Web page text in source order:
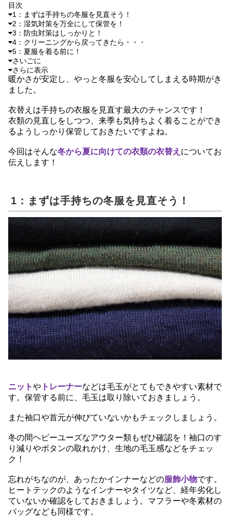
目次
1：まずは手持ちの冬服を見直そう！
2：湿気対策を万全にして保管を！
3：防虫対策はしっかりと！
4：クリーニングから戻ってきたら・・・
5：夏服を着る前に！
さいごに
さらに表示
暖かさが安定し、やっと冬服を安心してしまえる時期がき
ました。
衣替えは手持ちの衣服を見直す最大のチャンスです！
衣類の見直しをしつつ、来季も気持ちよく着ることができ
るようしっかり保管しておきたいですよね。
今回はそんな冬から夏に向けての衣類の衣替え についてお
伝えします！
1：まずは手持ちの冬服を見直そう！
ニットや トレーナーなどは毛玉がとてもできやすい素材で
す。保管する前に、毛玉は取り除いておきましょう。
また袖口や首元が伸びていないかもチェックしましょう。
冬の間ヘビーユーズなアウター類もぜひ確認を！袖口のす
り減りやボタンの取れかけ、生地の毛玉感などをチェッ
ク！
忘れがちなのが、あったかインナーなどの服飾小物です。
ヒートテックのようなインナーやタイツなど、経年劣化し
ていないか確認をしておきましょう。マフラーや冬素材の
バッグなども同様です。